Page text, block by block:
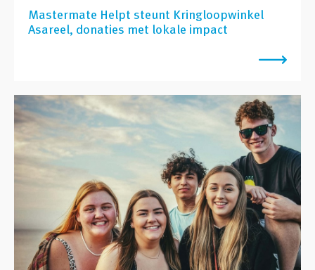
Mastermate Helpt steunt Kringloopwinkel
Asareel, donaties met lokale impact